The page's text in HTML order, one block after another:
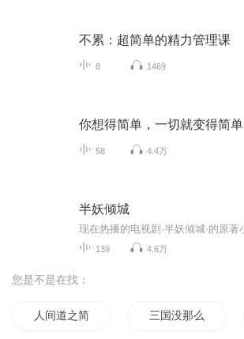
不累：超简单的精力管理课
8 1469
你想得简单，一切就变得简单
58 4.4万
半妖倾城
139 4.6万
您是不是在找：
人间道之简单生活 三国没那么简单